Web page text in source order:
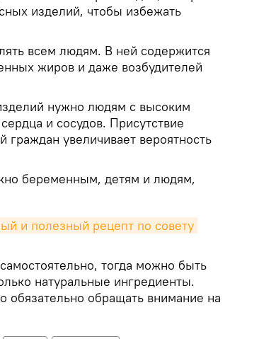
изделий, чтобы избежать
всем людям. В ней содержится
жиров и даже возбудителей
нужно людям с высоким
и сосудов. Присутствие
граждан увеличивает вероятность
беременным, детям и людям,
и полезный рецепт по совету
тогда можно быть
натуральные ингредиенты.
обязательно обращать внимание на